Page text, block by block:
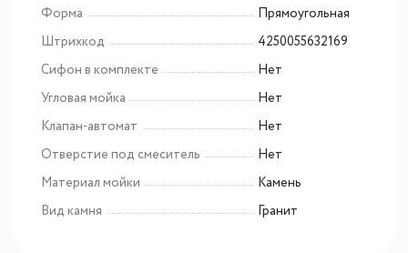
Форма
Прямоугольная
Штрихкод
4250055632169
Сифон в комплекте
Нет
Угловая мойка
Нет
Клапан-автомат
Нет
Отверстие под смеситель
Нет
Материал мойки
Камень
Вид камня
Гранит